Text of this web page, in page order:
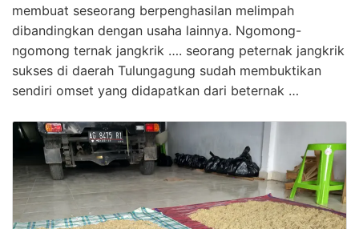
membuat seseorang berpenghasilan melimpah
dibandingkan dengan usaha lainnya. Ngomong-
ngomong ternak jangkrik …. seorang peternak jangkrik
sukses di daerah Tulungagung sudah membuktikan
sendiri omset yang didapatkan dari beternak …